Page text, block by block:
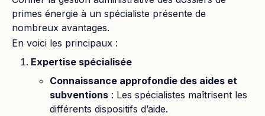
primes énergie à un spécialiste présente de
nombreux avantages.
En voici les principaux :
Expertise spécialisée
Connaissance approfondie des aides et
subventions : Les spécialistes maîtrisent les
différents dispositifs d’aide.